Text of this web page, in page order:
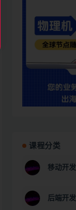
课程分类
移动开发
后端开发